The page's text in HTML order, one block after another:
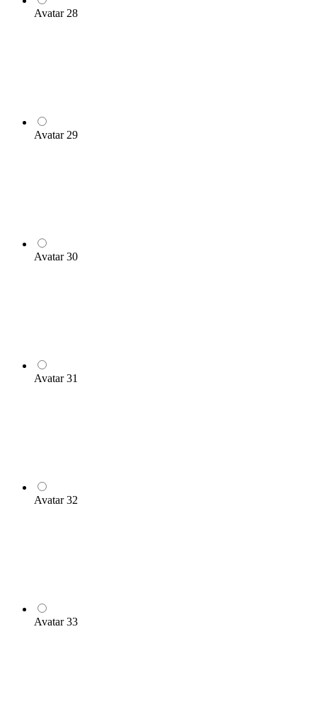
Avatar 28
Avatar 29
Avatar 30
Avatar 31
Avatar 32
Avatar 33